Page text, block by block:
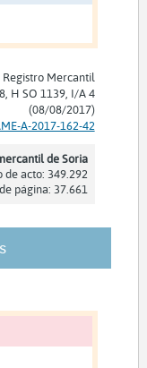
Mercantil
H SO 1139, I/A 4
(08/08/2017)
A-2017-162-42
de Soria
de acto: 349.292
página: 37.661